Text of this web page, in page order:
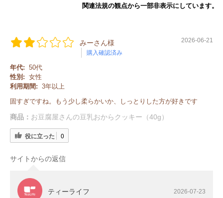
関連法規の観点から一部非表示にしています。
みーさん様
購入確認済み
2026-06-21
年代: 50代
性別: 女性
利用期間: 3年以上
固すぎですね。もう少し柔らかいか、しっとりした方が好きです
商品： お豆腐屋さんの豆乳おからクッキー（40g）
役に立った 0
サイトからの返信
ティーライフ 2026-07-23